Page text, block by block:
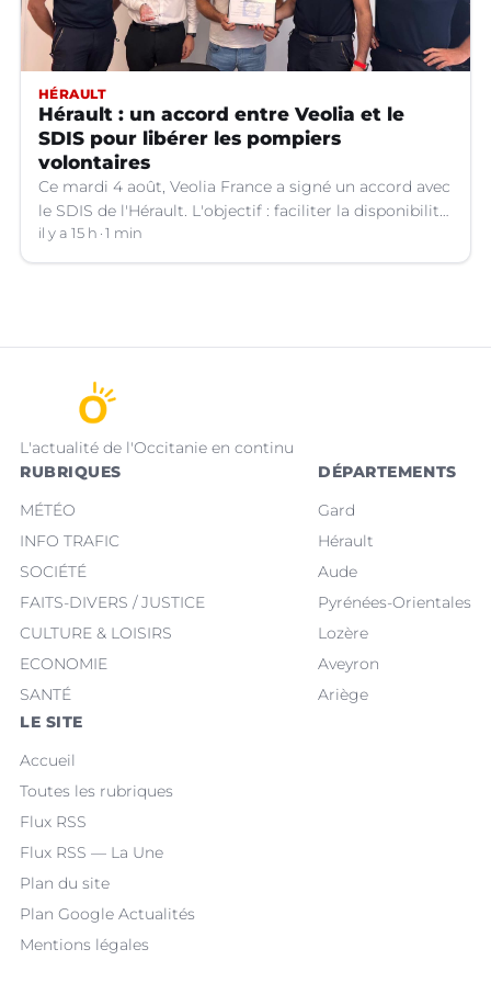
HÉRAULT
Hérault : un accord entre Veolia et le
SDIS pour libérer les pompiers
volontaires
Ce mardi 4 août, Veolia France a signé un accord avec
le SDIS de l'Hérault. L'objectif : faciliter la disponibilité
des salariés de l'entreprise engagés en qualité de
sapeurs-pompiers volontaires.
il y a 15 h 1 min
L'actualité de l'Occitanie en continu
RUBRIQUES
MÉTÉO
INFO TRAFIC
SOCIÉTÉ
FAITS-DIVERS / JUSTICE
CULTURE & LOISIRS
ECONOMIE
SANTÉ
DÉPARTEMENTS
Gard
Hérault
Aude
Pyrénées-Orientales
Lozère
Aveyron
Ariège
LE SITE
Accueil
Toutes les rubriques
Flux RSS
Flux RSS — La Une
Plan du site
Plan Google Actualités
Mentions légales